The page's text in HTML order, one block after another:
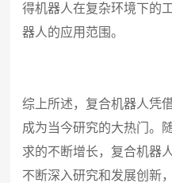
得机器人在复杂环境下的
器人的应用范围。
综上所述，复合机器人凭
成为当今研究的大热门。
求的不断增长，复合机器
不断深入研究和发展创新